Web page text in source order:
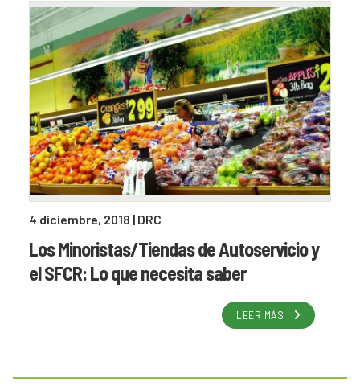
4 diciembre, 2018 | DRC
Los Minoristas/Tiendas de Autoservicio y
el SFCR: Lo que necesita saber
LEER MÁS